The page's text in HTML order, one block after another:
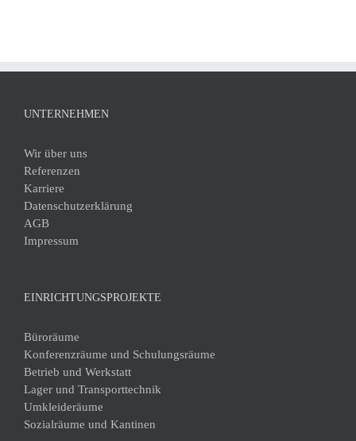
UNTERNEHMEN
Wir über uns
Referenzen
Karriere
Datenschutzerklärung
AGB
Impressum
EINRICHTUNGSPROJEKTE
Büroräume
Konferenzräume und Schulungsräume
Betrieb und Werkstatt
Lager und Transporttechnik
Umkleideräume
Sozialräume und Kantinen